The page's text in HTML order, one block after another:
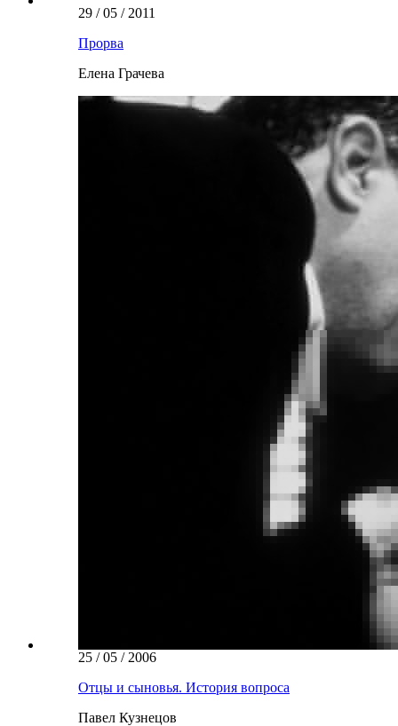
29 / 05 / 2011
Прорва
Елена Грачева
25 / 05 / 2006
Отцы и сыновья. История вопроса
Павел Кузнецов